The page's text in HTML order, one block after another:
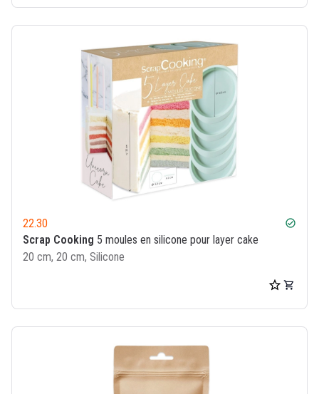
22.30 check_circle
Scrap Cooking 5 moules en silicone pour layer cake
20 cm, 20 cm, Silicone